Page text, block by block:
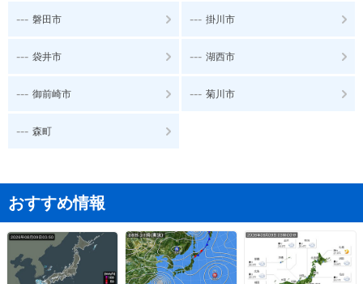
--- 磐田市 --- 掛川市
--- 袋井市 --- 湖西市
--- 御前崎市 --- 菊川市
--- 森町
おすすめ情報